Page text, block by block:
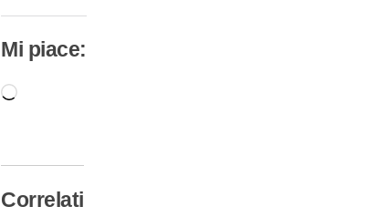
Mi piace:
Caricamento
Correlati